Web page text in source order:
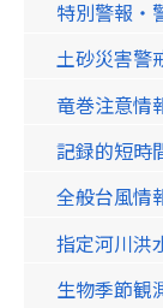
特別警報・
土砂災害警
竜巻注意情
記録的短時
全般台風情
指定河川洪
生物季節観